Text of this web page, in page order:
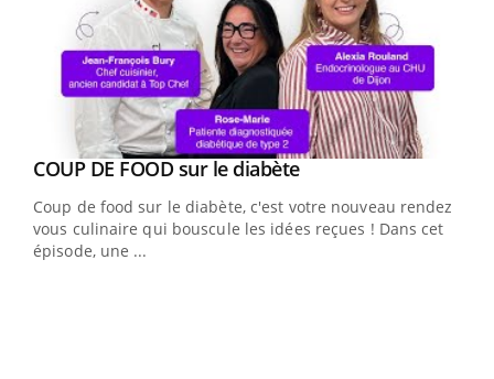
Youtube
COUP DE FOOD sur le diabèteYoutube
Coup de food sur le diabète, c'est votre nouveau rendez-
vous culinaire qui bouscule les idées reçues ! Dans cet
épisode, une ...